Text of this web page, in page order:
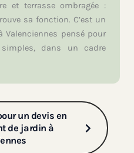
et terrasse ombragée :
sa fonction. C’est un
Valenciennes pensé pour
dans un cadre
un devis en
de jardin à